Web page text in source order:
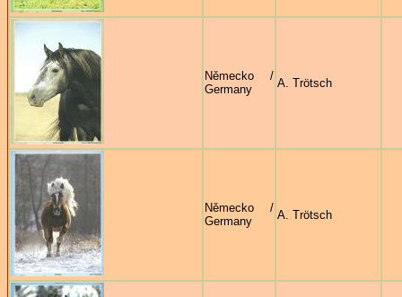
Německo /
Germany
A. Trötsch
Německo /
Germany
A. Trötsch